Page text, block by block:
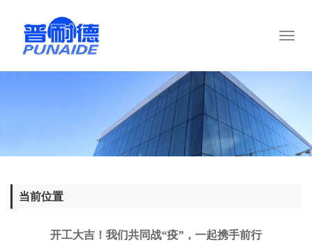
当前位置
开工大吉！我们共同战“疫”，一起携手前行